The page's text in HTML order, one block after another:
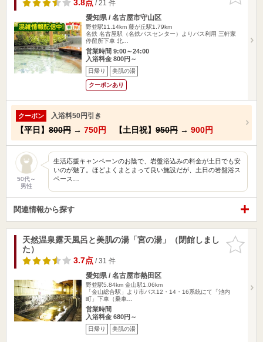
3.8点 / 21 件
愛知県 / 名古屋市守山区
野並駅11.14km 藤が丘駅1.79km
名鉄 名古屋駅（名鉄バスセンター）よりバス利用 三軒家
停留所下車 北…
営業時間 9:00～24:00
入浴料金 800円～
日帰り 美肌の湯
クーポンあり
クーポン 入浴料50円引き
【平日】 800円 → 750円 【土日祝】 950円 → 900円
50代～
男性
生活応援キャンペーンのお陰で、岩盤浴込みの料金が土日でも安
いのが魅了。ほどよくまとまって良い施設だが、土日の岩盤浴ス
ペース…
関連情報から探す
お気に入
りに追加
天然温泉露天風呂と美肌の湯「宮の湯」（閉館しまし
た）
3.7点/ 31 件
愛知県 / 名古屋市熱田区
野並駅5.84km 金山駅1.06km
「金山総合駅」より市バス12・14・16系統にて「池内
町」下車（乗車…
営業時間
入浴料金 680円～
日帰り 美肌の湯